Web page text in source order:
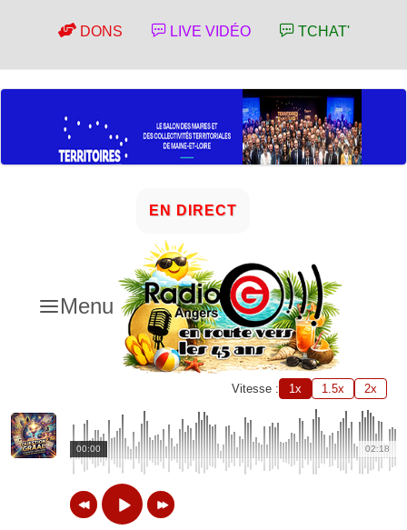
DONS LIVE VIDÉO TCHAT'
Menu
EN DIRECT
Vitesse : 1x 1.5x 2x
02:18
00:00